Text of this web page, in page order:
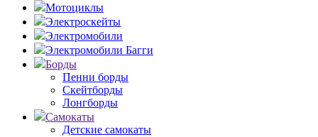
Мотоциклы
Электроскейты
Электромобили
Электромобили Багги
Борды
Пенни борды
Скейтборды
Лонгборды
Самокаты
Детские самокаты